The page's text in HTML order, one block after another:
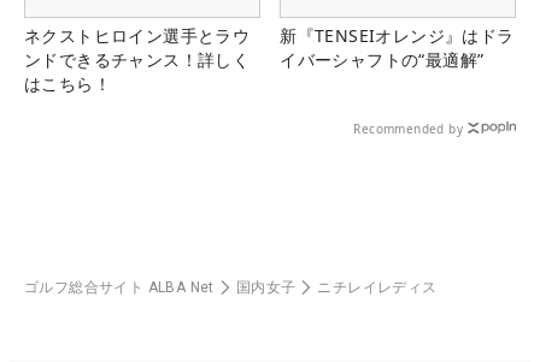
ネクストヒロイン選手とラウ
ンドできるチャンス！詳しく
はこちら！
新『TENSEIオレンジ』はドラ
イバーシャフトの“最適解”
Recommended by
ゴルフ総合サイト ALBA Net 国内女子 ニチレイレディス